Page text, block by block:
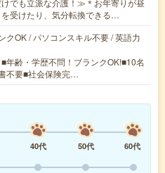
でも立派な介護！≫＊お年寄りが昼
受けたり、気分転換できる…
クOK / パソコンスキル不要 / 英語力
年齢・学歴不問！ブランクOK!■10名
不要■社会保険完…
40代 50代
60代